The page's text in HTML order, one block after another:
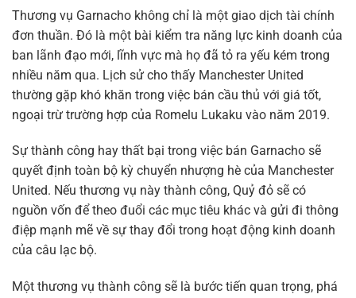
Thương vụ Garnacho không chỉ là một giao dịch tài chính
đơn thuần. Đó là một bài kiểm tra năng lực kinh doanh của
ban lãnh đạo mới, lĩnh vực mà họ đã tỏ ra yếu kém trong
nhiều năm qua. Lịch sử cho thấy Manchester United
thường gặp khó khăn trong việc bán cầu thủ với giá tốt,
ngoại trừ trường hợp của Romelu Lukaku vào năm 2019.
Sự thành công hay thất bại trong việc bán Garnacho sẽ
quyết định toàn bộ kỳ chuyển nhượng hè của Manchester
United. Nếu thương vụ này thành công, Quỷ đỏ sẽ có
nguồn vốn để theo đuổi các mục tiêu khác và gửi đi thông
điệp mạnh mẽ về sự thay đổi trong hoạt động kinh doanh
của câu lạc bộ.
Một thương vụ thành công sẽ là bước tiến quan trọng, phá